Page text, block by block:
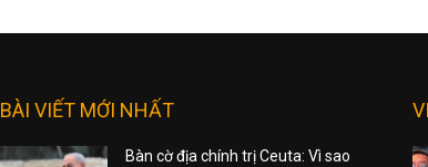
BÀI VIẾT MỚI NHẤT
Bàn cờ địa chính trị Ceuta: Vì sao